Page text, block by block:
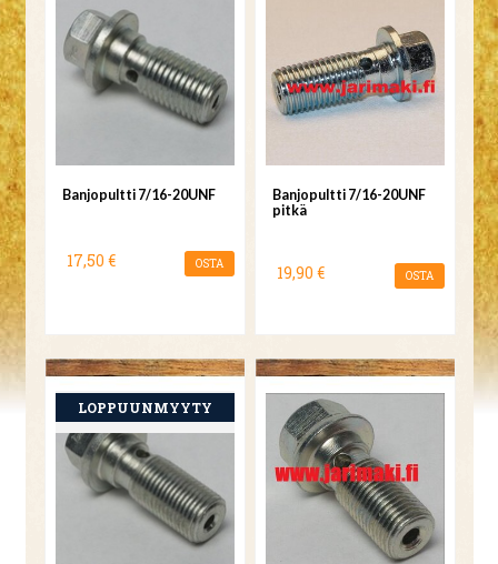
Banjopultti 7/16-20UNF
17,50 € OSTA
Banjopultti 7/16-20UNF
pitkä
19,90 € OSTA